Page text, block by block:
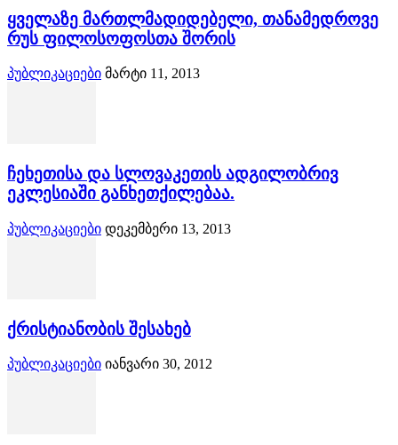
ყველაზე მართლმადიდებელი, თანამედროვე
რუს ფილოსოფოსთა შორის
პუბლიკაციები მარტი 11, 2013
ჩეხეთისა და სლოვაკეთის ადგილობრივ
ეკლესიაში განხეთქილებაა.
პუბლიკაციები დეკემბერი 13, 2013
ქრისტიანობის შესახებ
პუბლიკაციები იანვარი 30, 2012